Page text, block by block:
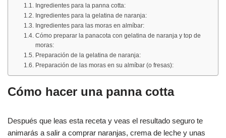
Ingredientes para la panna cotta:
Ingredientes para la gelatina de naranja:
Ingredientes para las moras en almíbar:
Cómo preparar la panacota con gelatina de naranja y top de
moras:
Preparación de la gelatina de naranja:
Preparación de las moras en su almíbar (o fresas):
Cómo hacer una panna cotta
Después que leas esta receta y veas el resultado seguro te
animarás a salir a comprar naranjas, crema de leche y unas